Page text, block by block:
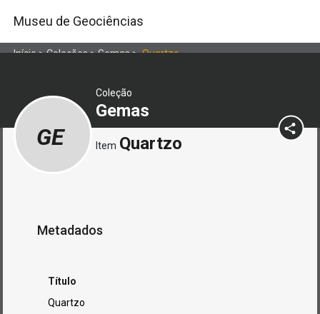
Museu de Geociências
Início>Coleções>Gemas>Quartzo
Coleção
Gemas
GE Item Quartzo
Metadados
Título
Quartzo